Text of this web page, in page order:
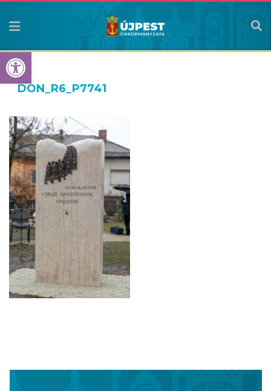
Eszköztár megnyitása
DON_R6_P7741